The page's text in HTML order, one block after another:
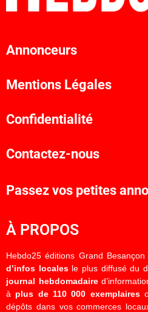
Annonceurs
Mentions Légales
Confidentialité
Contactez-nous
Passez vos petites
À PROPOS
Hebdo25 éditions Grand
d’infos localesle plus diffusé du
journal hebdomadaire
à plus de 110 000 exemplaires
dépôts dans vos commerces